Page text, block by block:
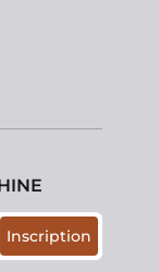
Inscription